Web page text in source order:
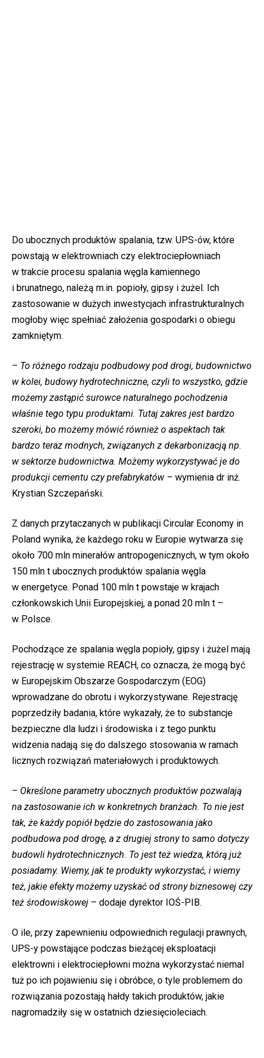
Do ubocznych produktów spalania, tzw. UPS-ów, które
powstają w elektrowniach czy elektrociepłowniach
w trakcie procesu spalania węgla kamiennego
i brunatnego, należą m.in. popioły, gipsy i żużel. Ich
zastosowanie w dużych inwestycjach infrastrukturalnych
mogłoby więc spełniać założenia gospodarki o obiegu
zamkniętym.
– To różnego rodzaju podbudowy pod drogi, budownictwo
w kolei, budowy hydrotechniczne, czyli to wszystko, gdzie
możemy zastąpić surowce naturalnego pochodzenia
właśnie tego typu produktami. Tutaj zakres jest bardzo
szeroki, bo możemy mówić również o aspektach tak
bardzo teraz modnych, związanych z dekarbonizacją np.
w sektorze budownictwa. Możemy wykorzystywać je do
produkcji cementu czy prefabrykatów – wymienia dr inż.
Krystian Szczepański.
Z danych przytaczanych w publikacji Circular Economy in
Poland wynika, że każdego roku w Europie wytwarza się
około 700 mln minerałów antropogenicznych, w tym około
150 mln t ubocznych produktów spalania węgla
w energetyce. Ponad 100 mln t powstaje w krajach
członkowskich Unii Europejskiej, a ponad 20 mln t –
w Polsce.
Pochodzące ze spalania węgla popioły, gipsy i żużel mają
rejestrację w systemie REACH, co oznacza, że mogą być
w Europejskim Obszarze Gospodarczym (EOG)
wprowadzane do obrotu i wykorzystywane. Rejestrację
poprzedziły badania, które wykazały, że to substancje
bezpieczne dla ludzi i środowiska i z tego punktu
widzenia nadają się do dalszego stosowania w ramach
licznych rozwiązań materiałowych i produktowych.
– Określone parametry ubocznych produktów pozwalają
na zastosowanie ich w konkretnych branżach. To nie jest
tak, że każdy popiół będzie do zastosowania jako
podbudowa pod drogę, a z drugiej strony to samo dotyczy
budowli hydrotechnicznych. To jest też wiedza, którą już
posiadamy. Wiemy, jak te produkty wykorzystać, i wiemy
też, jakie efekty możemy uzyskać od strony biznesowej czy
też środowiskowej – dodaje dyrektor IOŚ-PIB.
O ile, przy zapewnieniu odpowiednich regulacji prawnych,
UPS-y powstające podczas bieżącej eksploatacji
elektrowni i elektrociepłowni można wykorzystać niemal
tuż po ich pojawieniu się i obróbce, o tyle problemem do
rozwiązania pozostają hałdy takich produktów, jakie
nagromadziły się w ostatnich dziesięcioleciach.